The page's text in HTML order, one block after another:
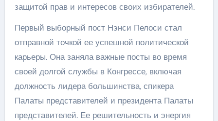
защитой прав и интересов своих избирателей.
Первый выборный пост Нэнси Пелоси стал
отправной точкой ее успешной политической
карьеры. Она заняла важные посты во время
своей долгой службы в Конгрессе, включая
должность лидера большинства, спикера
Палаты представителей и президента Палаты
представителей. Ее решительность и энергия